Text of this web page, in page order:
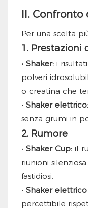
II.
Per una scelta
1. Prestazioni
• Shaker:i
polveri
o creatina che
• Shaker elettrico:
senza grumi in
2. Rumore
• Shaker Cup:il
riunioni
fastidiosi.
• Shaker elettrico
percettibile